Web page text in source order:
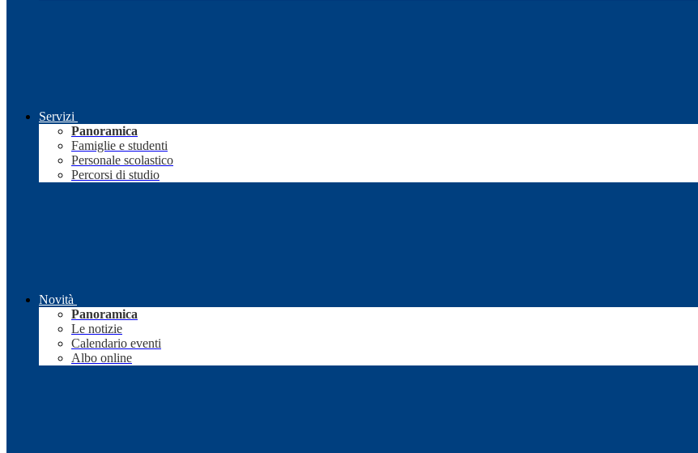
Servizi
Panoramica
Famiglie e studenti
Personale scolastico
Percorsi di studio
Novità
Panoramica
Le notizie
Calendario eventi
Albo online